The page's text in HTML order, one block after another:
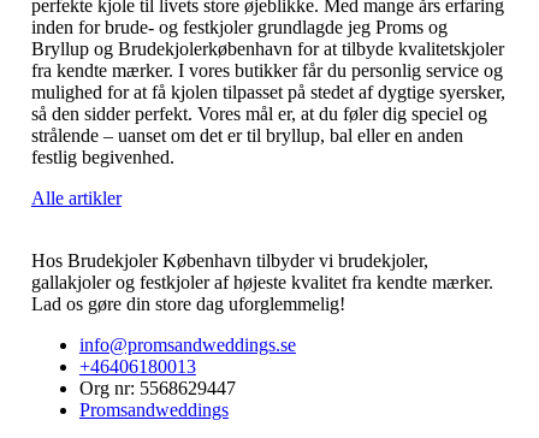
perfekte kjole til livets store øjeblikke. Med mange års erfaring
inden for brude- og festkjoler grundlagde jeg Proms og
Bryllup og Brudekjolerkøbenhavn for at tilbyde kvalitetskjoler
fra kendte mærker. I vores butikker får du personlig service og
mulighed for at få kjolen tilpasset på stedet af dygtige syersker,
så den sidder perfekt. Vores mål er, at du føler dig speciel og
strålende – uanset om det er til bryllup, bal eller en anden
festlig begivenhed.
Alle artikler
Hos Brudekjoler København tilbyder vi brudekjoler,
gallakjoler og festkjoler af højeste kvalitet fra kendte mærker.
Lad os gøre din store dag uforglemmelig!
info@promsandweddings.se
+46406180013
Org nr: 5568629447
Promsandweddings